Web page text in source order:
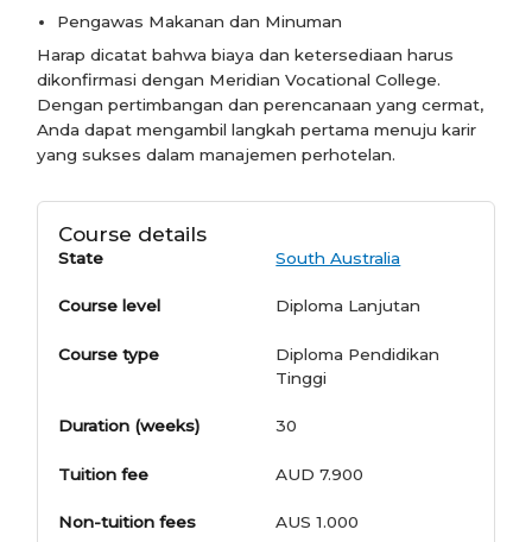
Pengawas Makanan dan Minuman
Harap dicatat bahwa biaya dan ketersediaan harus
dikonfirmasi dengan Meridian Vocational College.
Dengan pertimbangan dan perencanaan yang cermat,
Anda dapat mengambil langkah pertama menuju karir
yang sukses dalam manajemen perhotelan.
Course details
State South Australia
Course level Diploma Lanjutan
Course type
Diploma Pendidikan
Tinggi
Duration (weeks) 30
Tuition fee AUD 7.900
Non-tuition fees AUS 1.000